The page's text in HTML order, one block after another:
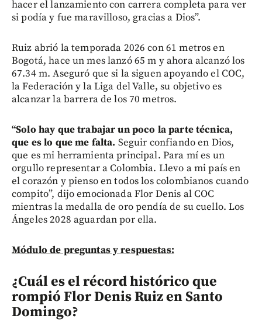
hacer el lanzamiento con carrera completa para ver
si podía y fue maravilloso, gracias a Dios”.
Ruiz abrió la temporada 2026 con 61 metros en
Bogotá, hace un mes lanzó 65 m y ahora alcanzó los
67.34 m. Aseguró que si la siguen apoyando el COC,
la Federación y la Liga del Valle, su objetivo es
alcanzar la barrera de los 70 metros.
“Solo hay que trabajar un poco la parte técnica,
que es lo que me falta. Seguir confiando en Dios,
que es mi herramienta principal. Para mí es un
orgullo representar a Colombia. Llevo a mi país en
el corazón y pienso en todos los colombianos cuando
compito”, dijo emocionada Flor Denis al COC
mientras la medalla de oro pendía de su cuello. Los
Ángeles 2028 aguardan por ella.
Módulo de preguntas y respuestas:
¿Cuál es el récord histórico que
rompió Flor Denis Ruiz en Santo
Domingo?